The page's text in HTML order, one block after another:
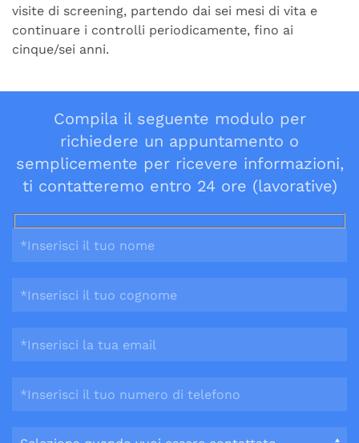
visite di screening, partendo dai sei mesi di vita e
continuare i controlli periodicamente, fino ai
cinque/sei anni.
Compila il seguente modulo per
richiedere un appuntamento o
semplicemente per ricevere informazioni,
ti contatteremo entro 24 ore (lavorative)